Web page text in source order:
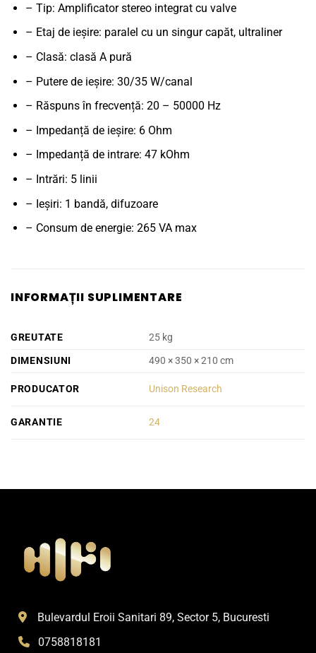
– Tip: Amplificator stereo integrat cu valve
– Etaj de ieșire: paralel cu un singur capăt, ultraliner
– Clasă: clasă A pură
– Putere de ieșire: 30/35 W/canal
– Răspuns în frecvență: 20 – 50000 Hz
– Impedanță de ieșire: 6 Ohm
– Impedanță de intrare: 47 kOhm
– Intrări: 5 linii
– Ieșiri: 1 bandă, difuzoare
– Consum de energie: 265 VA max
INFORMAȚII SUPLIMENTARE
GREUTATE
25 kg
DIMENSIUNI
490 × 350 × 210 cm
PRODUCATOR Unison Research
GARANTIE 24
Bulevardul Eroii Sanitari 89, Sector 5, Bucuresti
0758818181